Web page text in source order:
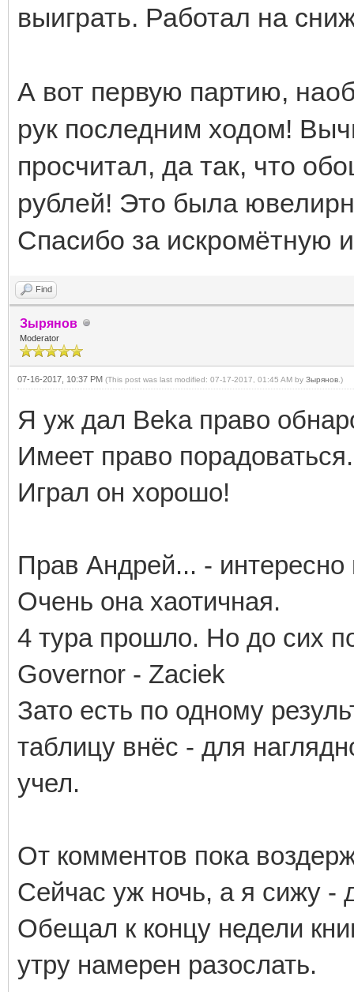
выиграть. Работал на
А вот первую партию,
рук последним ходом!
просчитал, да так, что
рублей! Это была
Спасибо за искромётную
Find
Зырянов
Moderator
07-16-2017, 10:37 PM (This post was last modified: 07-17-2017, 01:45 AM by Зырянов .)
Я уж дал Beka право
Имеет право
Играл он хорошо!
Прав Андрей... - интересно
Очень она хаотичная.
4 тура прошло. Но до сих
Governor - Zaciek
Зато есть по одному
таблицу внёс - для
учел.
От комментов пока
Сейчас уж ночь, а я сижу -
Обещал к концу недели
утру намерен разослать.